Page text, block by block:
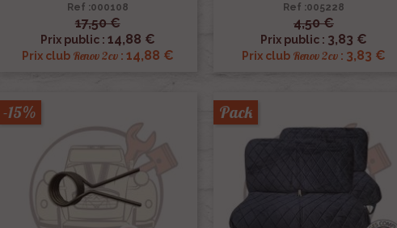
Ref :000108
17,50 €
Prix public : 14,88 €
Prix club Renov 2cv: 14,88 €
 Aperçu rapide
Ref :005228
4,50 €
Prix public : 3,83 €
Prix club Renov 2cv: 3,83 €
 Aperçu rapide
-15% Pack